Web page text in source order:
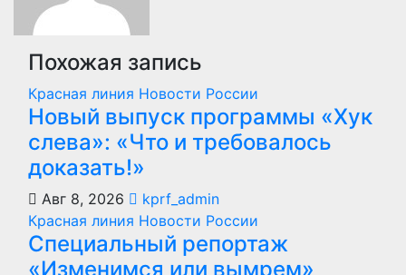
Похожая запись
Красная линия Новости России
Новый выпуск программы «Хук
слева»: «Что и требовалось
доказать!»
Авг 8, 2026
kprf_admin
Красная линия Новости России
Специальный репортаж
«Изменимся или вымрем»